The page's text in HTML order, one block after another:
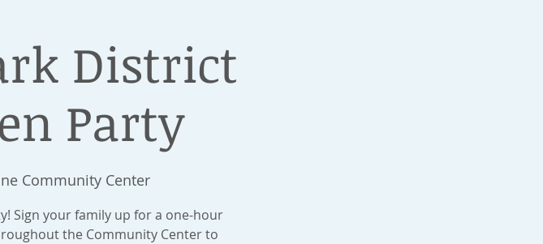
District
Party
Community Center
Sign your family up for a one-hour
the Community Center to